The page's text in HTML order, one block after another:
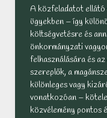
A közfeladatot
ügyekben – így
költségvetésre és
önkormányzati
felhasználására és
szereplők, a
különleges vagy
vonatkozóan –
közvélemény pontos